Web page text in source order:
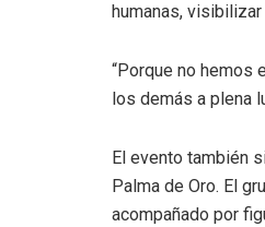
humanas,
“Porque no hemos
los demás a plena
El evento también
Palma de Oro. El
acompañado por